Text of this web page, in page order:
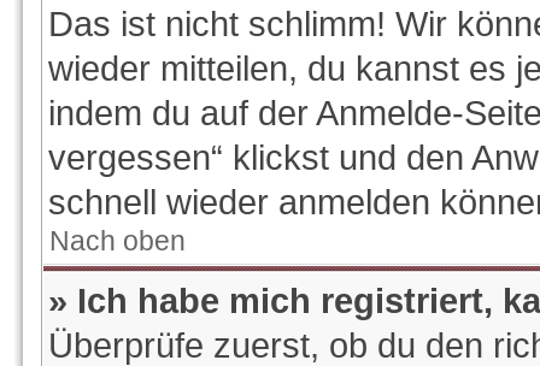
Das ist nicht schlimm! Wir
wieder mitteilen, du kannst es
indem du auf der Anmelde-
vergessen“ klickst und den
schnell wieder anmelden
Nach oben
» Ich habe mich registriert,
Überprüfe zuerst, ob du den